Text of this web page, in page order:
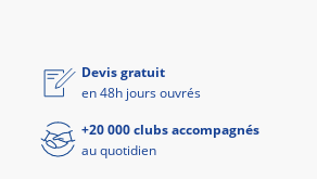
Devis gratuit
en 48h jours ouvrés
+20 000 clubs accompagnés
au quotidien